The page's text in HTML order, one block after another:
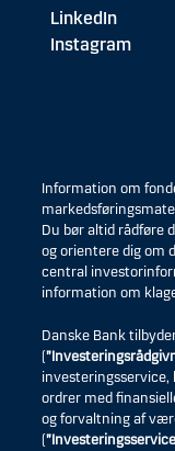
LinkedIn
Instagram
Information om
Du bør altid rådføre
og orientere dig om
central
information om
Danske Bank
(
investeringsservice,
ordrer med
og forvaltning af
(